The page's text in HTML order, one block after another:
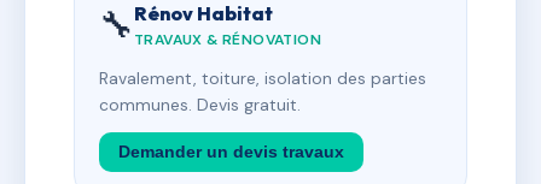
🔧 Rénov Habitat
TRAVAUX & RÉNOVATION
Ravalement, toiture, isolation des parties
communes. Devis gratuit.
Demander un devis travaux